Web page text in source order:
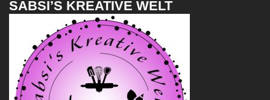
SABSI’S KREATIVE WELT